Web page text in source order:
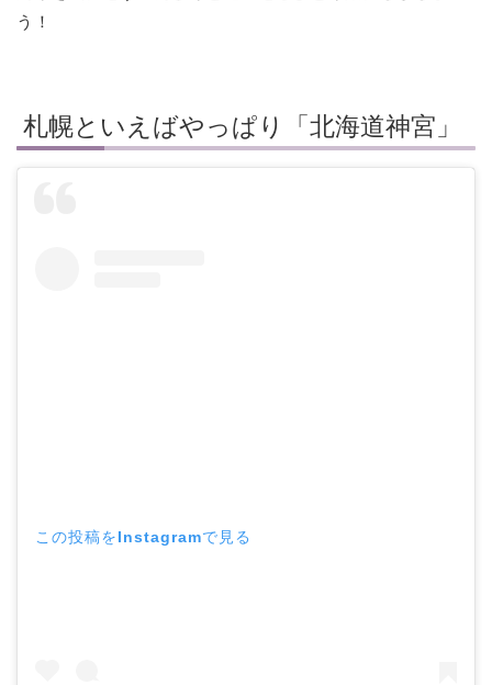
う！
札幌といえばやっぱり「北海道神宮」
この投稿をInstagramで見る